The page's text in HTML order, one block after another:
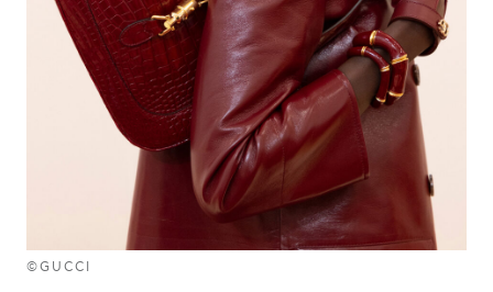
©GUCCI